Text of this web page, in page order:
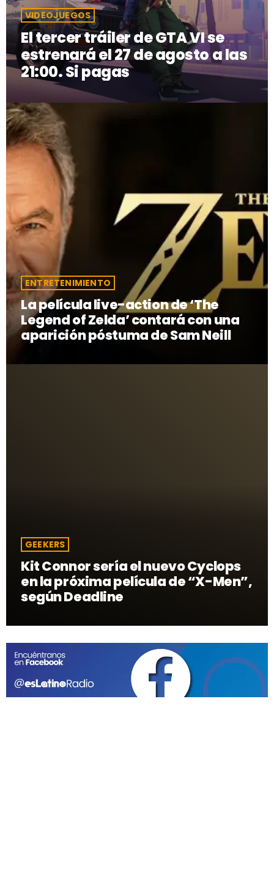
MÚSICA
ENTRETENIMIENTO
RADIO SPLENDID
CONTACTO
VIDEOJUEGOS
El tercer tráiler de GTA VI se
estrenará el 27 de agosto a las
21:00. Si pagas
ENTRETENIMIENTO
La película live-action de ‘The
Legend of Zelda’ contará con una
aparición póstuma de Sam Neill
GEEKERS
Kit Connor sería el nuevo Cyclops
en la próxima película de “X-Men”,
según Deadline